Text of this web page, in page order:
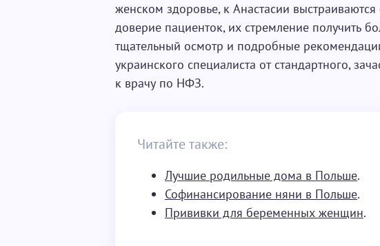
женском здоровье, к Анастасии
доверие пациенток, их стремление получить
тщательный осмотр и подробные
украинского специалиста от стандартного,
к врачу по НФЗ.
Читайте также:
Лучшие родильные дома в Польше.
Софинансирование няни в Польше.
Прививки для беременных женщин.